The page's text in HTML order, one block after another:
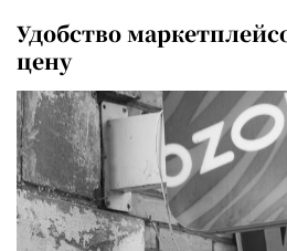
Удобство
цену